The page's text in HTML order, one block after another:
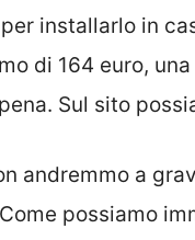
installarlo in
di 164 euro,
Sul sito
andremmo a
possiamo